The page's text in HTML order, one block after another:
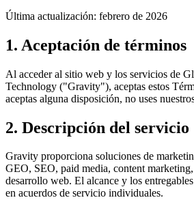
Última actualización: febrero de 2026
1. Aceptación de términos
Al acceder al sitio web y los servicios de
Technology ("Gravity"), aceptas estos
aceptas alguna disposición, no uses
2. Descripción del servicio
Gravity proporciona soluciones de
GEO, SEO, paid media, content
desarrollo web. El alcance y los
en acuerdos de servicio individuales.